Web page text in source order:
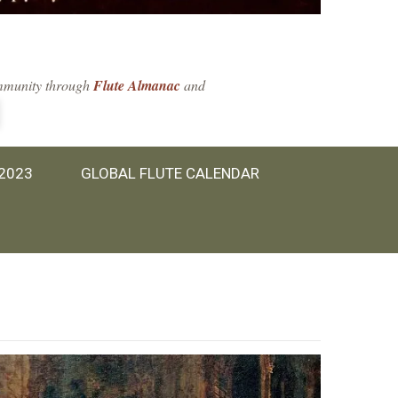
throughFlute Almanacand
GLOBAL FLUTE CALENDAR